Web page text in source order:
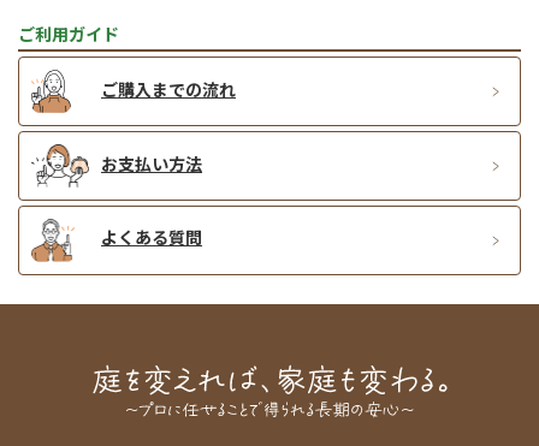
ご利用ガイド
ご購入までの流れ
お支払い方法
よくある質問